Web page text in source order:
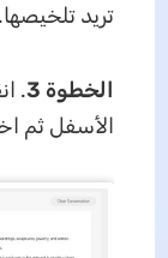
تريد تلخيصها.
الخطوة 3
.
الأسفل ثم